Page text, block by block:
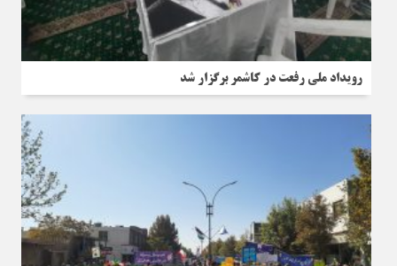
رویداد ملی رفعت در کاشمر برگزار شد